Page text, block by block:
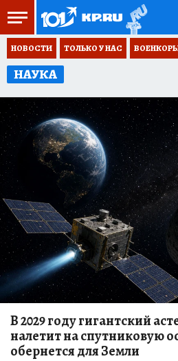
НОВОСТИ ТОЛЬКО У НАС
НАУКА
В 2029 году гигантский
налетит на спутниковую
обернется для Земли